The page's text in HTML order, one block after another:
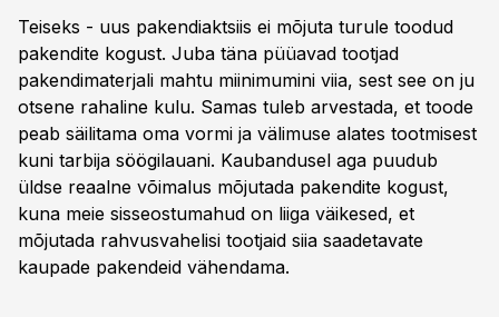
Teiseks - uus pakendiaktsiis ei mõjuta turule toodud
pakendite kogust. Juba täna püüavad tootjad
pakendimaterjali mahtu miinimumini viia, sest see on ju
otsene rahaline kulu. Samas tuleb arvestada, et toode
peab säilitama oma vormi ja välimuse alates tootmisest
kuni tarbija söögilauani. Kaubandusel aga puudub
üldse reaalne võimalus mõjutada pakendite kogust,
kuna meie sisseostumahud on liiga väikesed, et
mõjutada rahvusvahelisi tootjaid siia saadetavate
kaupade pakendeid vähendama.